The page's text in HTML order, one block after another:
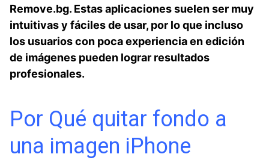
Remove.bg. Estas aplicaciones suelen ser muy
intuitivas y fáciles de usar, ⁣por lo que incluso
los usuarios con poca⁤ experiencia en edición
de imágenes pueden lograr resultados
profesionales.
Por Qué⁣ quitar fondo a
una imagen iPhone